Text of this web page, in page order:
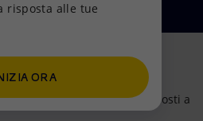
di Eni ha approvato ieri i
trimestre 2020 (non sottoposti a
risposta alle tue
ORA